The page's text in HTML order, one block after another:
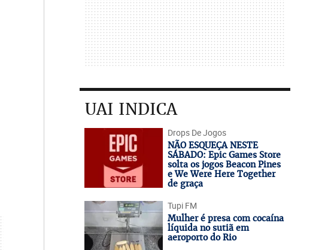
UAI INDICA
Drops De Jogos
NÃO ESQUEÇA NESTE
SÁBADO: Epic Games Store
solta os jogos Beacon Pines
e We Were Here Together
de graça
Tupi FM
Mulher é presa com cocaína
líquida no sutiã em
aeroporto do Rio